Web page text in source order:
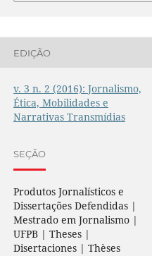
EDIÇÃO
v. 3 n. 2 (2016): Jornalismo,
Ética, Mobilidades e
Narrativas Transmídias
SEÇÃO
Produtos Jornalísticos e
Dissertações Defendidas |
Mestrado em Jornalismo |
UFPB | Theses |
Disertaciones | Thèses